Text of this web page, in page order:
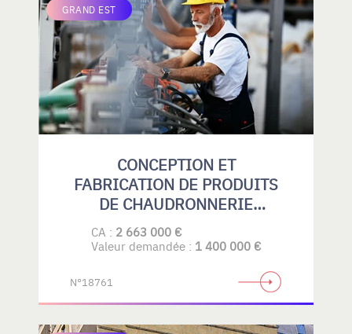
GRAND EST
CONCEPTION ET
FABRICATION DE PRODUITS
DE CHAUDRONNERIE
PLASTIQUE
CA : 2 663 000 €
Valeur demandée : 1 400 000 €
N°18761